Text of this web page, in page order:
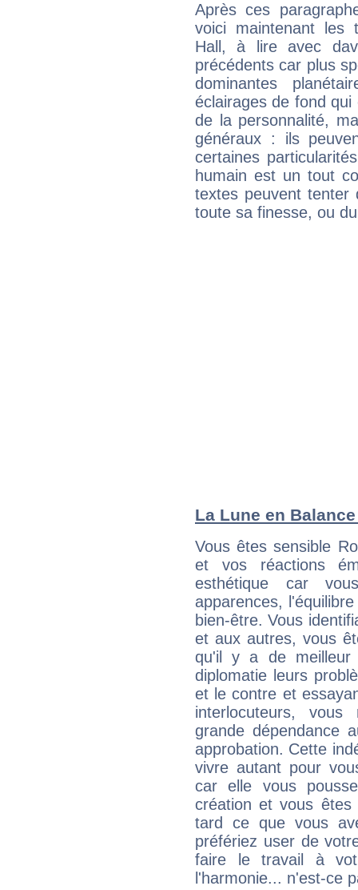
Après ces
voici maintenant les
Hall, à lire avec
précédents car plus
dominantes
éclairages de fond
de la personnalité,
généraux : ils
certaines
humain est un tout
textes peuvent tenter
toute sa finesse, ou
La Lune en
Vous êtes sensible
et vos réactions
esthétique car
apparences,
bien-être. Vous
et aux autres, vous
qu'il y a de
diplomatie leurs
et le contre et
interlocuteurs,
grande dépendance
approbation. Cette
vivre autant pour
car elle vous
création et vous
tard ce que vous
préfériez user de
faire le travail à
l'harmonie... n'est-ce